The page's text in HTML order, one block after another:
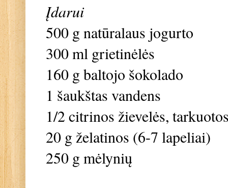
Įdarui
500 g natūralaus jogurto
300 ml grietinėlės
160 g baltojo šokolado
1 šaukštas vandens
1/2 citrinos žievelės,
20 g želatinos (6-7 lapeliai)
250 g mėlynių